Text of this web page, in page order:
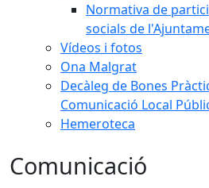
Normativa de
socials de
Vídeos i fotos
Ona Malgrat
Decàleg de Bones
Comunicació Local
Hemeroteca
Comunicació